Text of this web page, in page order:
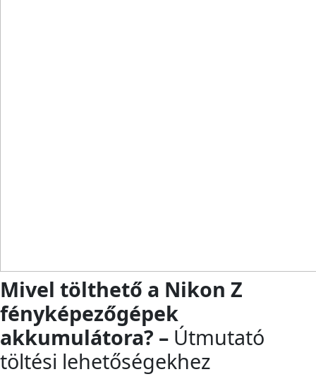
Mivel tölthető a Nikon Z
fényképezőgépek
akkumulátora? – Útmutató
töltési lehetőségekhez